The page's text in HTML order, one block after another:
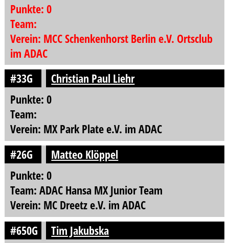
Punkte: 0
Team:
Verein: MCC Schenkenhorst Berlin e.V. Ortsclub
im ADAC
#33G
Christian Paul Liehr
Punkte: 0
Team:
Verein: MX Park Plate e.V. im ADAC
#26G
Matteo Klöppel
Punkte: 0
Team: ADAC Hansa MX Junior Team
Verein: MC Dreetz e.V. im ADAC
#650G
Tim Jakubska